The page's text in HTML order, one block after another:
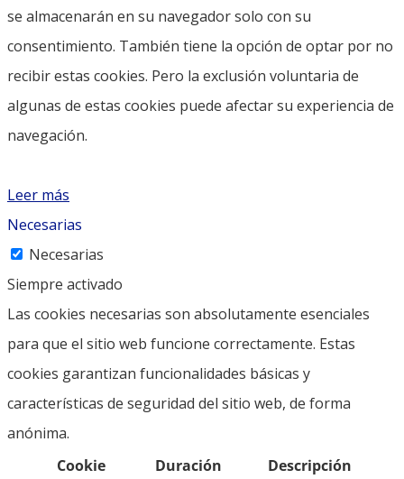
se almacenarán en su navegador solo con su
consentimiento. También tiene la opción de optar por no
recibir estas cookies. Pero la exclusión voluntaria de
algunas de estas cookies puede afectar su experiencia de
navegación.
Leer más
Necesarias
Necesarias
Siempre activado
Las cookies necesarias son absolutamente esenciales
para que el sitio web funcione correctamente. Estas
cookies garantizan funcionalidades básicas y
características de seguridad del sitio web, de forma
anónima.
Cookie
Duración Descripción